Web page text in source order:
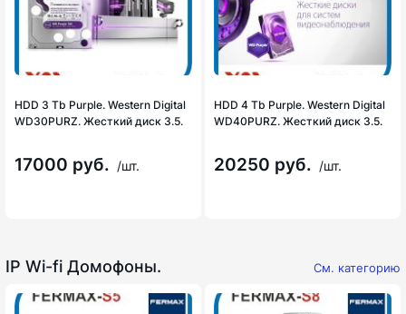
HDD 3 Tb Purple. Western Digital
WD30PURZ. Жесткий диск 3.5.
17000 руб. /шт.
HDD 4 Tb Purple. Western Digital
WD40PURZ. Жесткий диск 3.5.
20250 руб. /шт.
IP Wi-fi Домофоны. См. категорию